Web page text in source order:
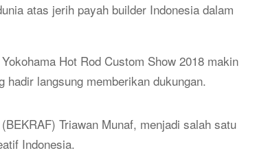
atas jerih payah builder Indonesia dalam
Hot Rod Custom Show 2018 makin
langsung memberikan dukungan.
Triawan Munaf, menjadi salah satu
Indonesia.